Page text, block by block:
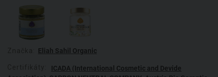
Eliah Sahil Organic
ICADA (International Cosmetic and Devide